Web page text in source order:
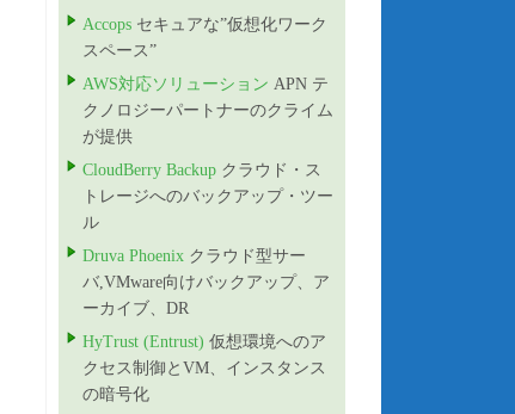
Accops セキュアな”仮想化ワーク
スペース”
AWS対応ソリューション APN テ
クノロジーパートナーのクライム
が提供
CloudBerry Backup クラウド・ス
トレージへのバックアップ・ツー
ル
Druva Phoenix クラウド型サー
バ,VMware向けバックアップ、ア
ーカイブ、DR
HyTrust (Entrust) 仮想環境へのア
クセス制御とVM、インスタンス
の暗号化